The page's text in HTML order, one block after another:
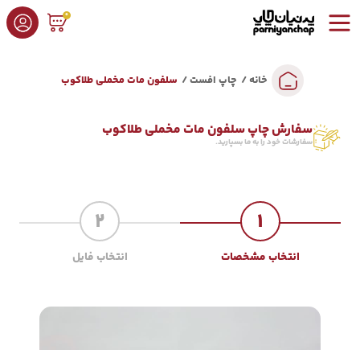
0
خانه چاپ افست سلفون مات مخملی طلاکوب
سفارش چاپ سلفون مات مخملی طلاکوب
سفارشات خود را به ما بسپارید.
1
انتخاب مشخصات
2
انتخاب فایل